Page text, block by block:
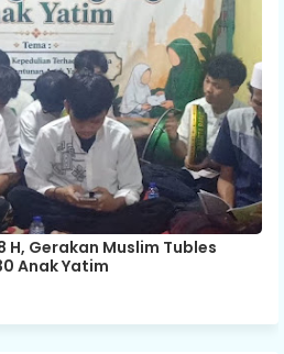
Gerakan Muslim Tubles
Anak Yatim